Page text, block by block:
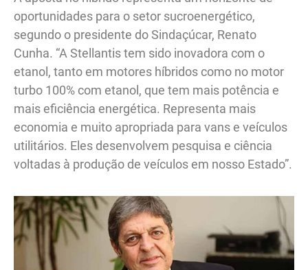
oportunidades para o setor sucroenergético,
segundo o presidente do Sindaçúcar, Renato
Cunha. “A Stellantis tem sido inovadora com o
etanol, tanto em motores híbridos como no motor
turbo 100% com etanol, que tem mais potência e
mais eficiência energética. Representa mais
economia e muito apropriada para vans e veículos
utilitários. Eles desenvolvem pesquisa e ciência
voltadas à produção de veículos em nosso Estado”.